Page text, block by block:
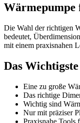
Wärmepumpe
Die Wahl der richtigen
bedeutet,
mit einem praxisnahen
Das
Eine zu große
Das richtige
Wichtig sind
Nur mit präziser
Praxisnahe Tools